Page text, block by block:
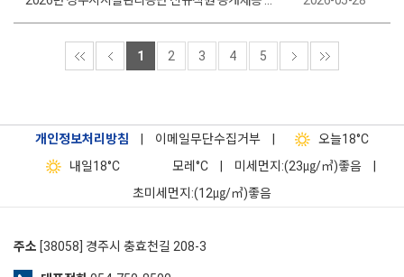
1 2 3 4 5
개인정보처리방침 이메일무단수집거부 오늘18°C
내일18°C 모레 °C 미세먼지:(23㎍/㎥)좋음
초미세먼지:(12㎍/㎥)좋음
주소 [38058] 경주시 충효천길 208-3